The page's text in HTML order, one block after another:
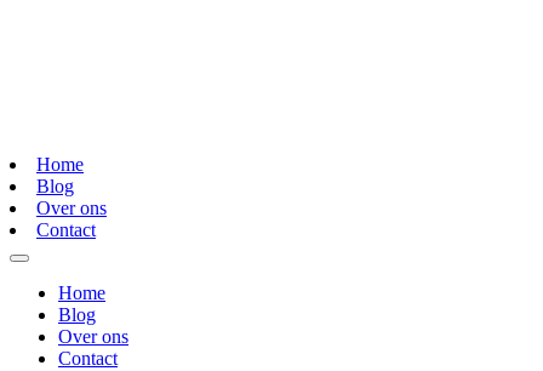
Home
Blog
Over ons
Contact
Home
Blog
Over ons
Contact